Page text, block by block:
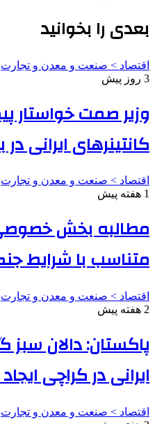
بعدی را بخوانید
اقتصاد > صنعت و معدن و تجارت
3 روز پیش
وزیر صمت خواستار
کانتینرهای ایرانی
اقتصاد > صنعت و معدن و تجارت
1 هفته پیش
مطالبه بخش خصوصی
متناسب با شرایط
اقتصاد > صنعت و معدن و تجارت
2 هفته پیش
پاکستان: دالان سبز
ایرانی در کراچی
اقتصاد > صنعت و معدن و تجارت